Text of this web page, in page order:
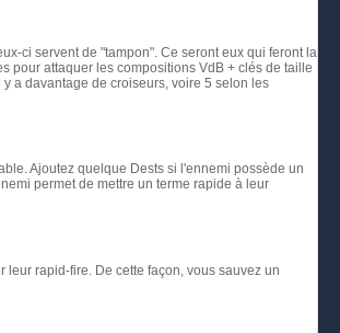
ci servent de "tampon". Ce seront eux qui feront la
pour attaquer les compositions VdB + clés de taille
a davantage de croiseurs, voire 5 selon les
Ajoutez quelque Dests si l'ennemi possède un
permet de mettre un terme rapide à leur
rapid-fire. De cette façon, vous sauvez un